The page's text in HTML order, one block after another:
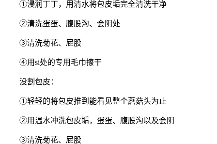
①浸润丁丁，用清水将包皮垢完全清洗干净
②清洗蛋蛋、腹股沟、会阴处
③清洗菊花、屁股
④用si处的专用毛巾擦干
没割包皮：
①轻轻的将包皮推到能看见整个蘑菇头为止
②用温水冲洗包皮垢，蛋蛋、腹股沟以及会阴
③清洗菊花、屁股